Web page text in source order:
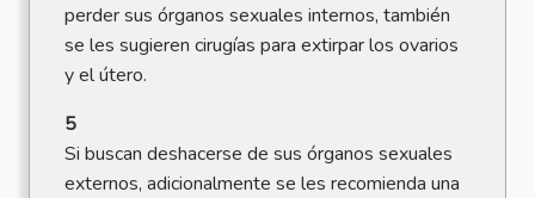
perder sus órganos sexuales internos, también
se les sugieren cirugías para extirpar los ovarios
y el útero.
5
Si buscan deshacerse de sus órganos sexuales
externos, adicionalmente se les recomienda una